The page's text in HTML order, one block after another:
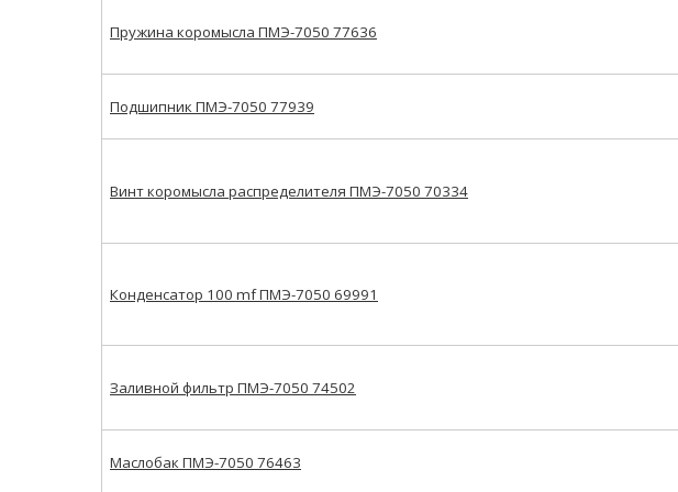
Пружина коромысла ПМЭ-7050 77636
Подшипник ПМЭ-7050 77939
Винт коромысла распределителя ПМЭ-7050 70334
Конденсатор 100 mf ПМЭ-7050 69991
Заливной фильтр ПМЭ-7050 74502
Маслобак ПМЭ-7050 76463